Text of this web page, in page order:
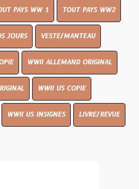
PAYS WW 1 TOUT PAYS WW2
JOURS VESTE/MANTEAU
WWII ALLEMAND ORIGINAL
WWII US COPIE
WWII US INSIGNES LIVRE/REVUE